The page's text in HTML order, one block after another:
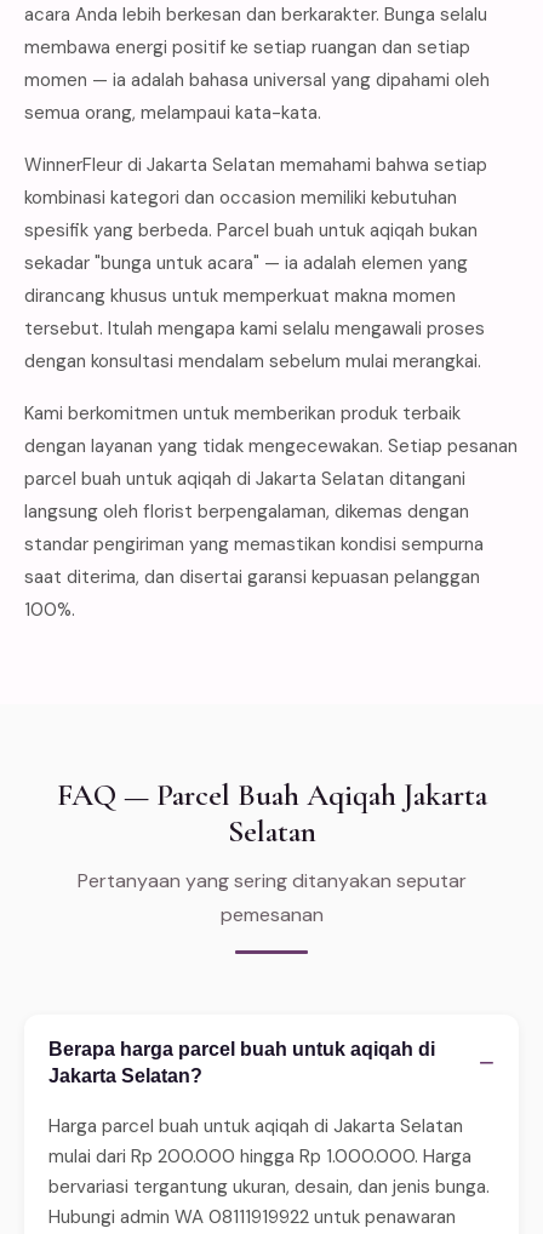
acara Anda lebih berkesan dan berkarakter. Bunga selalu
membawa energi positif ke setiap ruangan dan setiap
momen — ia adalah bahasa universal yang dipahami oleh
semua orang, melampaui kata-kata.
WinnerFleur di Jakarta Selatan memahami bahwa setiap
kombinasi kategori dan occasion memiliki kebutuhan
spesifik yang berbeda. Parcel buah untuk aqiqah bukan
sekadar "bunga untuk acara" — ia adalah elemen yang
dirancang khusus untuk memperkuat makna momen
tersebut. Itulah mengapa kami selalu mengawali proses
dengan konsultasi mendalam sebelum mulai merangkai.
Kami berkomitmen untuk memberikan produk terbaik
dengan layanan yang tidak mengecewakan. Setiap pesanan
parcel buah untuk aqiqah di Jakarta Selatan ditangani
langsung oleh florist berpengalaman, dikemas dengan
standar pengiriman yang memastikan kondisi sempurna
saat diterima, dan disertai garansi kepuasan pelanggan
100%.
FAQ — Parcel Buah Aqiqah Jakarta
Selatan
Pertanyaan yang sering ditanyakan seputar
pemesanan
Berapa harga parcel buah untuk aqiqah di
Jakarta Selatan?
−
Harga parcel buah untuk aqiqah di Jakarta Selatan
mulai dari Rp 200.000 hingga Rp 1.000.000. Harga
bervariasi tergantung ukuran, desain, dan jenis bunga.
Hubungi admin WA 08111919922 untuk penawaran